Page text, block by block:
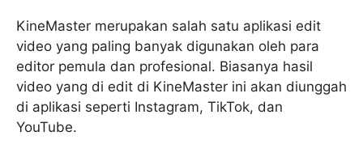
KineMaster merupakan salah satu aplikasi edit
video yang paling banyak digunakan oleh para
editor pemula dan profesional. Biasanya hasil
video yang di edit di KineMaster ini akan diunggah
di aplikasi seperti Instagram, TikTok, dan
YouTube.